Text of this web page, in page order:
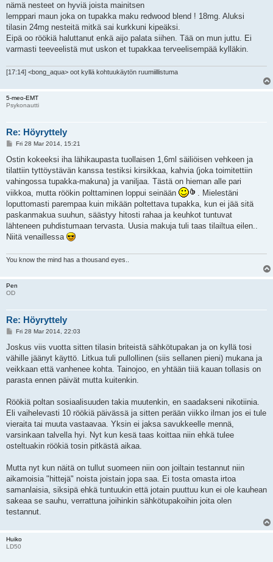
nämä nesteet on hyviä joista mainitsen
lemppari maun joka on tupakka maku redwood blend ! 18mg. Aluksi
tilasin 24mg nesteitä mitkä sai kurkkuni kipeäksi.
Eipä oo röökiä haluttanut enkä aijo palata siihen. Tää on mun juttu. Ei
varmasti teeveelistä mut uskon et tupakkaa terveelisempää kylläkin.
[17:14] <bong_aqua> oot kyllä kohtuukäytön ruumiillistuma
5-meo-EMT
Psykonautti
Re: Höyryttely
P
s
Fri 28 Mar 2014, 15:21
Ostin kokeeksi iha lähikaupasta tuollaisen 1,6ml säiliöisen vehkeen ja
tilattiin tyttöystävän kanssa testiksi kirsikkaa, kahvia (joka toimitettiin
vahingossa tupakka-makuna) ja vaniljaa. Tästä on hieman alle pari
viikkoa, mutta röökin polttaminen loppui seinään
. Mielestäni
loputtomasti parempaa kuin mikään poltettava tupakka, kun ei jää sitä
paskanmakua suuhun, säästyy hitosti rahaa ja keuhkot tuntuvat
lähteneen puhdistumaan tervasta. Uusia makuja tuli taas tilailtua eilen..
Niitä venaillessa
You know the mind has a thousand eyes..
Pen
OD
Re: Höyryttely
P
s
Fri 28 Mar 2014, 22:03
Joskus viis vuotta sitten tilasin briteistä sähkötupakan ja on kyllä tosi
vähille jäänyt käyttö. Litkua tuli pullollinen (siis sellanen pieni) mukana ja
veikkaan että vanhenee kohta. Tainojoo, en yhtään tiiä kauan tollasis on
parasta ennen päivät mutta kuitenkin.
Röökiä poltan sosiaalisuuden takia muutenkin, en saadakseni nikotiinia.
Eli vaihelevasti 10 röökiä päivässä ja sitten perään viikko ilman jos ei tule
vieraita tai muuta vastaavaa. Yksin ei jaksa savukkeelle mennä,
varsinkaan talvella hyi. Nyt kun kesä taas koittaa niin ehkä tulee
osteltuakin röökiä tosin pitkästä aikaa.
Mutta nyt kun näitä on tullut suomeen niin oon joiltain testannut niin
aikamoisia "hittejä" noista joistain jopa saa. Ei tosta omasta irtoa
samanlaisia, siksipä ehkä tuntuukin että jotain puuttuu kun ei ole kauhean
sakeaa se sauhu, verrattuna joihinkin sähkötupakoihin joita olen
testannut.
Huiko
LD50